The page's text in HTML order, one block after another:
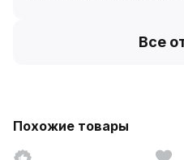
Все
Похожие товары